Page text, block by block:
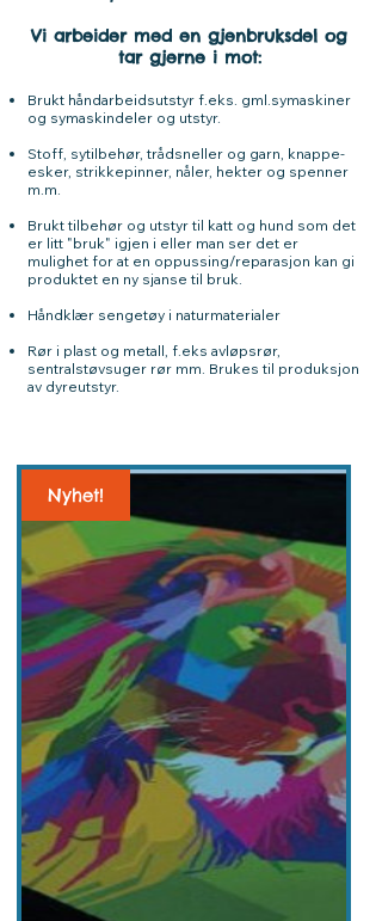
Vi arbeider med en gjenbruksdel og
tar gjerne i mot:
Brukt håndarbeidsutstyr f.eks. gml.symaskiner
og symaskindeler og utstyr.
Stoff, sytilbehør, trådsneller og garn, knappe-
esker, strikkepinner, nåler, hekter og spenner
m.m.
Brukt tilbehør og utstyr til katt og hund som det
er litt "bruk" igjen i eller man ser det er
mulighet for at en oppussing/reparasjon kan gi
produktet en ny sjanse til bruk.
Håndklær sengetøy i naturmaterialer
Rør i plast og metall, f.eks avløpsrør,
sentralstøvsuger rør mm. Brukes til produksjon
av dyreutstyr.
Nyhet!